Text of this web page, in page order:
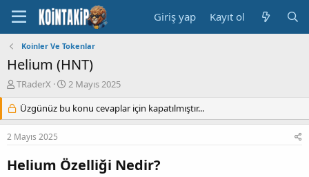
Giriş yap Kayıt ol
Koinler Ve Tokenlar
Helium (HNT)
K
n
u
y
B
a
TRaderX
B
ş
l
g
ı
2 Mayıs 2025
Üzgünüz bu konu cevaplar için kapatılmıştır...
2 Mayıs 2025
Helium Özelliği Nedir?